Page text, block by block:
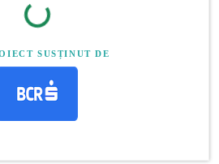
SUSȚINUT DE